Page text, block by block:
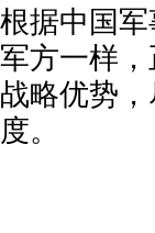
根据中国
军方一样
战略优势
度。